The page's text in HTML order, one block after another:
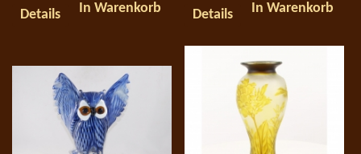
Details In Warenkorb Details In Warenkorb